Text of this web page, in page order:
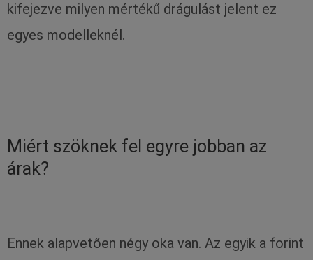
kifejezve milyen mértékű drágulást jelent ez
egyes modelleknél.
Miért szöknek fel egyre jobban az
árak?
Ennek alapvetően négy oka van. Az egyik a forint